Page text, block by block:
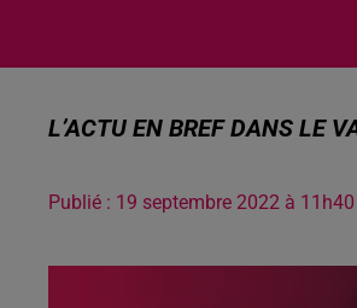
L’ACTU EN BREF DANS LE
Publié : 19 septembre 2022 à